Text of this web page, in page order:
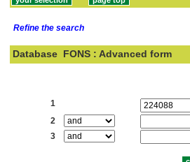
Refine the search
Database FONS : Advanced form
1
2
3